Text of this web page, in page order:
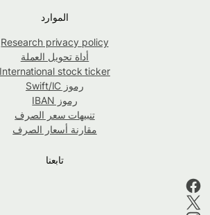
الموارد
Research privacy policy
أداة تحويل العملة
International stock ticker
رموز Swift/IC
رموز IBAN
تنبيهات سعر الصرف
مقارنة أسعار الصرف
تابعنا